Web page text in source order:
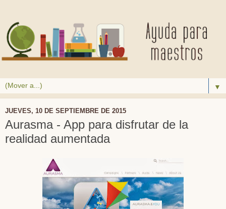
▼
JUEVES, 10 DE SEPTIEMBRE DE 2015
Aurasma - App para disfrutar de la
realidad aumentada